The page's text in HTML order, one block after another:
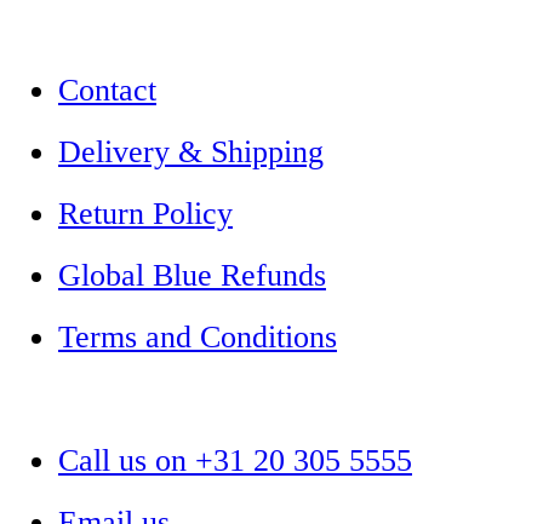
Contact
Delivery & Shipping
Return Policy
Global Blue Refunds
Terms and Conditions
Call us on +31 20 305 5555